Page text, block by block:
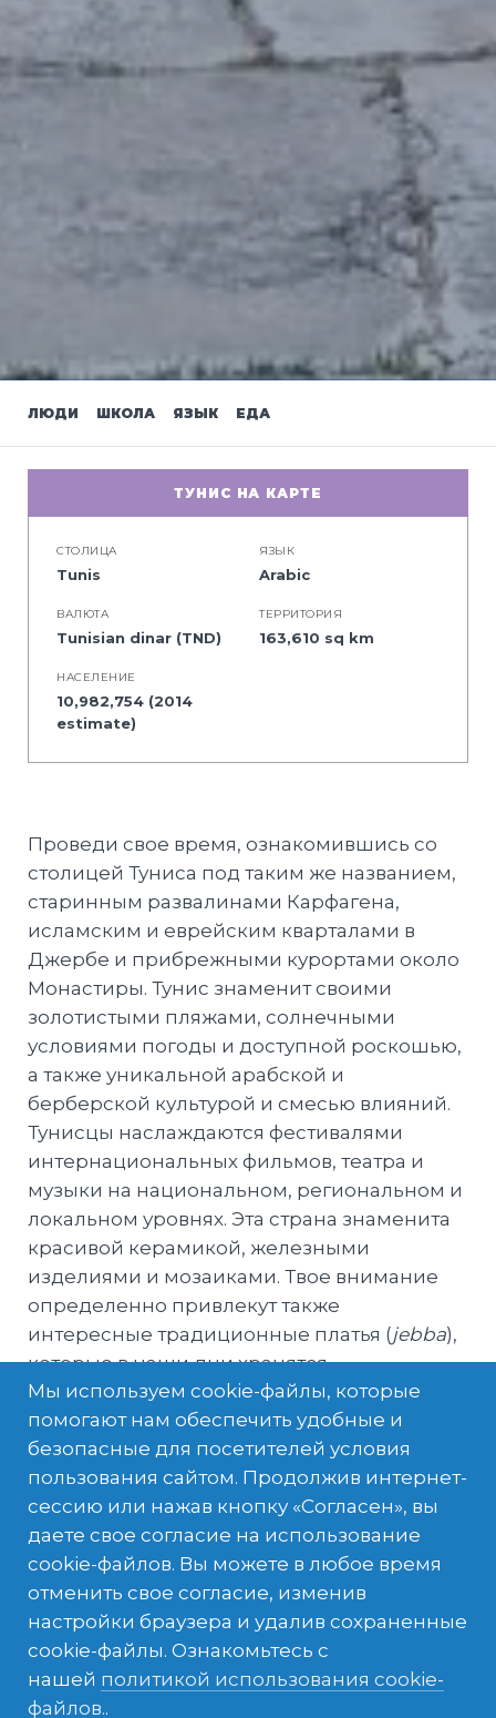
ЛЮДИ ШКОЛА ЯЗЫК ЕДА
ТУНИС НА КАРТЕ
СТОЛИЦА
Tunis
ЯЗЫК
Arabic
BАЛЮТА
Tunisian dinar (TND)
ТЕРРИТОРИЯ
163,610 sq km
НАСЕЛЕНИЕ
10,982,754 (2014
estimate)
Проведи свое время, ознакомившись со
столицей Туниса под таким же названием,
старинным развалинами Карфагена,
исламским и еврейским кварталами в
Джербе и прибрежными курортами около
Монастиры. Тунис знаменит своими
золотистыми пляжами, солнечными
условиями погоды и доступной роскошью,
а также уникальной арабской и
берберской культурой и смесью влияний.
Тунисцы наслаждаются фестивалями
интернациональных фильмов, театра и
музыки на национальном, региональном и
локальном уровнях. Эта страна знаменита
красивой керамикой, железными
изделиями и мозаиками. Твое внимание
определенно привлекут также
интересные традиционные платья (jebba),
которые в наши дни хранятся
преимущественно для свадеб и
национальных праздников, а также
родовых церемоний.
Учеба занимает большую часть жизни
школьника. Многие посещают
дополнительные послеурочные занятия,
чтобы улучшить свои оценки. Молодые
люди тренируются в разных видах спорта,
часто смотрят спортивные мероприятия
вместе с друзьями в кафе – футбол,
волейбол и гандбол являются самыми
Мы используем cookie-файлы, которые
помогают нам обеспечить удобные и
безопасные для посетителей условия
пользования сайтом. Продолжив интернет-
сессию или нажав кнопку «Согласен», вы
даете свое согласие на использование
cookie-файлов. Вы можете в любое время
отменить свое согласие, изменив
настройки браузера и удалив сохраненные
cookie-файлы. Ознакомьтесь с
нашей политикой использования cookie-
файлов..